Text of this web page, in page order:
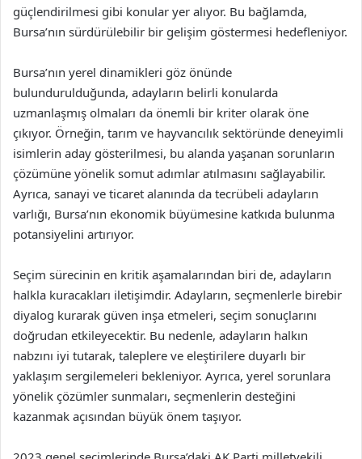
güçlendirilmesi gibi konular yer alıyor. Bu bağlamda,
Bursa’nın sürdürülebilir bir gelişim göstermesi hedefleniyor.
Bursa’nın yerel dinamikleri göz önünde
bulundurulduğunda, adayların belirli konularda
uzmanlaşmış olmaları da önemli bir kriter olarak öne
çıkıyor. Örneğin, tarım ve hayvancılık sektöründe deneyimli
isimlerin aday gösterilmesi, bu alanda yaşanan sorunların
çözümüne yönelik somut adımlar atılmasını sağlayabilir.
Ayrıca, sanayi ve ticaret alanında da tecrübeli adayların
varlığı, Bursa’nın ekonomik büyümesine katkıda bulunma
potansiyelini artırıyor.
Seçim sürecinin en kritik aşamalarından biri de, adayların
halkla kuracakları iletişimdir. Adayların, seçmenlerle birebir
diyalog kurarak güven inşa etmeleri, seçim sonuçlarını
doğrudan etkileyecektir. Bu nedenle, adayların halkın
nabzını iyi tutarak, taleplere ve eleştirilere duyarlı bir
yaklaşım sergilemeleri bekleniyor. Ayrıca, yerel sorunlara
yönelik çözümler sunmaları, seçmenlerin desteğini
kazanmak açısından büyük önem taşıyor.